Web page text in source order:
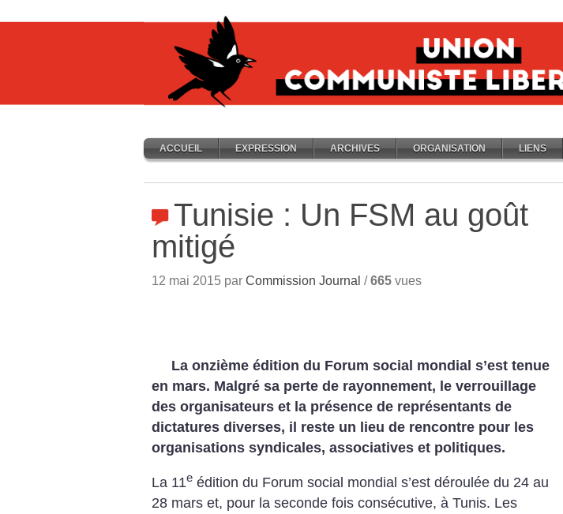
ACCUEIL EXPRESSION ARCHIVES ORGANISATION LIENS
Tunisie : Un FSM au goût
mitigé
12 mai 2015 par Commission Journal /665 vues
La onzième édition du Forum social mondial s’est tenue
en mars. Malgré sa perte de rayonnement, le verrouillage
des organisateurs et la présence de représentants de
dictatures diverses, il reste un lieu de rencontre pour les
organisations syndicales, associatives et politiques.
La 11e édition du Forum social mondial s’est déroulée du 24 au
28 mars et, pour la seconde fois consécutive, à Tunis. Les